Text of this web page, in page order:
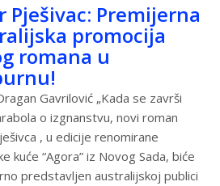
Pješivac: Premijerna
promocija
romana u
Gavrilović „Kada se završi
o izgnanstvu, novi roman
, u edicije renomirane
kuće “Agora” iz Novog Sada, biće
predstavljen australijskoj publici